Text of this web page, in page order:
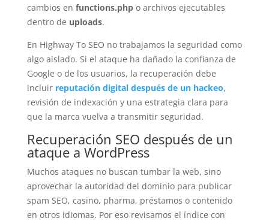
cambios en functions.phpo archivos ejecutables
dentro de uploads.
En Highway To SEO no trabajamos la seguridad como
algo aislado. Si el ataque ha dañado la confianza de
Google o de los usuarios, la recuperación debe
incluir reputación digital después de un hackeo,
revisión de indexación y una estrategia clara para
que la marca vuelva a transmitir seguridad.
Recuperación SEO después de un
ataque a WordPress
Muchos ataques no buscan tumbar la web, sino
aprovechar la autoridad del dominio para publicar
spam SEO, casino, pharma, préstamos o contenido
en otros idiomas. Por eso revisamos el índice con